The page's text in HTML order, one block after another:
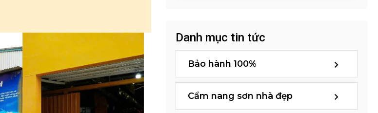
Danh mục tin tức
Bảo hành 100%
Cẩm nang sơn nhà đẹp